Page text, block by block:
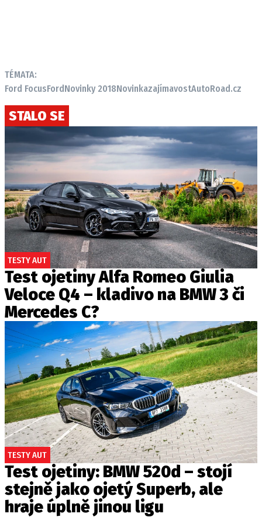
TÉMATA:
Ford FocusFordNovinky 2018NovinkazajímavostAutoRoad.cz
STALO SE
TESTY AUT
Test ojetiny Alfa Romeo Giulia
Veloce Q4 – kladivo na BMW 3 či
Mercedes C?
TESTY AUT
Test ojetiny: BMW 520d – stojí
stejně jako ojetý Superb, ale
hraje úplně jinou ligu